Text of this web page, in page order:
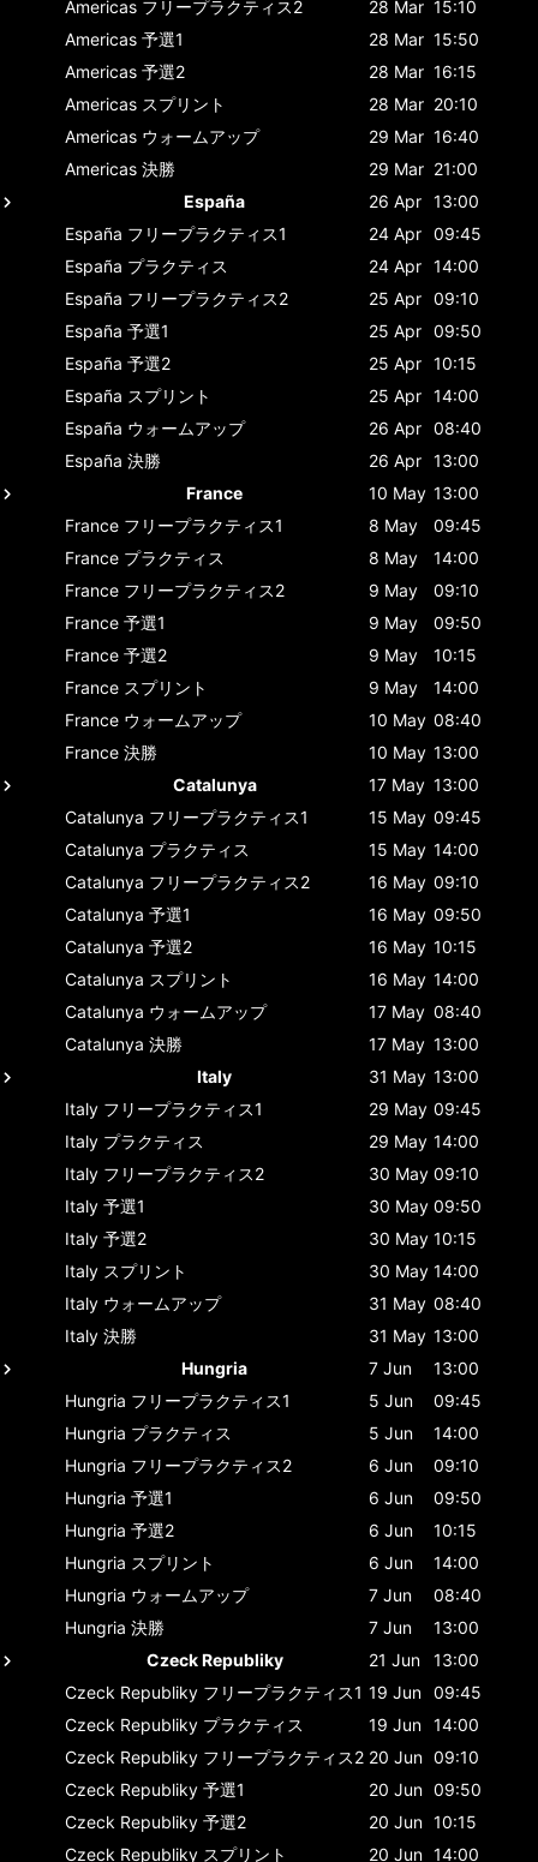
Americas フリープラクティス2 28 Mar 15:10
Americas 予選1 28 Mar 15:50
Americas 予選2 28 Mar 16:15
Americas スプリント 28 Mar 20:10
Americas ウォームアップ 29 Mar 16:40
Americas 決勝 29 Mar 21:00
España
26 Apr 13:00
España フリープラクティス1 24 Apr 09:45
España プラクティス 24 Apr 14:00
España フリープラクティス2 25 Apr 09:10
España 予選1 25 Apr 09:50
España 予選2 25 Apr 10:15
España スプリント 25 Apr 14:00
España ウォームアップ 26 Apr 08:40
España 決勝 26 Apr 13:00
France
10 May 13:00
France フリープラクティス1 8 May
09:45
France プラクティス 8 May
14:00
France フリープラクティス2 9 May
09:10
France 予選1 9 May
09:50
France 予選2 9 May
10:15
France スプリント 9 May
14:00
France ウォームアップ 10 May 08:40
France 決勝 10 May 13:00
Catalunya
17 May 13:00
Catalunya フリープラクティス1 15 May 09:45
Catalunya プラクティス 15 May 14:00
Catalunya フリープラクティス2 16 May 09:10
Catalunya 予選1 16 May 09:50
Catalunya 予選2 16 May 10:15
Catalunya スプリント 16 May 14:00
Catalunya ウォームアップ 17 May 08:40
Catalunya 決勝 17 May 13:00
Italy
31 May 13:00
Italy フリープラクティス1 29 May 09:45
Italy プラクティス 29 May 14:00
Italy フリープラクティス2 30 May 09:10
Italy 予選1 30 May 09:50
Italy 予選2 30 May 10:15
Italy スプリント 30 May 14:00
Italy ウォームアップ 31 May 08:40
Italy 決勝 31 May 13:00
Hungria
7 Jun
13:00
Hungria フリープラクティス1 5 Jun
09:45
Hungria プラクティス 5 Jun
14:00
Hungria フリープラクティス2 6 Jun
09:10
Hungria 予選1 6 Jun
09:50
Hungria 予選2 6 Jun
10:15
Hungria スプリント 6 Jun
14:00
Hungria ウォームアップ 7 Jun
08:40
Hungria 決勝 7 Jun
13:00
Czeck Republiky
21 Jun
13:00
Czeck Republiky フリープラクティス1 19 Jun 09:45
Czeck Republiky プラクティス 19 Jun 14:00
Czeck Republiky フリープラクティス2 20 Jun 09:10
Czeck Republiky 予選1 20 Jun 09:50
Czeck Republiky 予選2 20 Jun 10:15
Czeck Republiky スプリント 20 Jun 14:00